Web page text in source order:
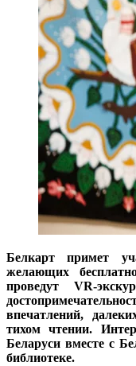
Белкарт примет
желающих
проведут VR-
впечатлений,
тихом чтении.
Беларуси вместе с
библиотеке.